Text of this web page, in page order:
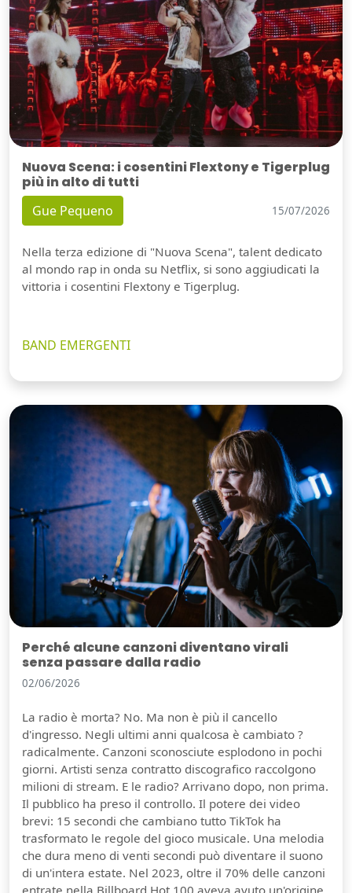
Nuova Scena: i cosentini Flextony e Tigerplug
più in alto di tutti
Gue Pequeno 15/07/2026
Nella terza edizione di "Nuova Scena", talent dedicato
al mondo rap in onda su Netflix, si sono aggiudicati la
vittoria i cosentini Flextony e Tigerplug.
BAND EMERGENTI
Perché alcune canzoni diventano virali
senza passare dalla radio
02/06/2026
La radio è morta? No. Ma non è più il cancello
d'ingresso. Negli ultimi anni qualcosa è cambiato ?
radicalmente. Canzoni sconosciute esplodono in pochi
giorni. Artisti senza contratto discografico raccolgono
milioni di stream. E le radio? Arrivano dopo, non prima.
Il pubblico ha preso il controllo. Il potere dei video
brevi: 15 secondi che cambiano tutto TikTok ha
trasformato le regole del gioco musicale. Una melodia
che dura meno di venti secondi può diventare il suono
di un'intera estate. Nel 2023, oltre il 70% delle canzoni